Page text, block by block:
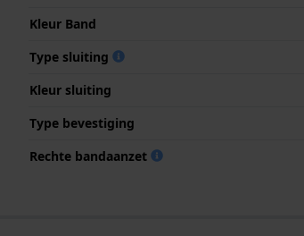
Kleur Band
Type sluiting
Kleur sluiting
Type bevestiging
Rechte bandaanzet